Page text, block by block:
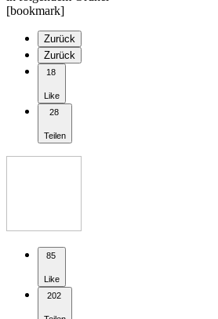
[bookmark]
Zurück
Zurück
18
Like
28
Teilen
85
Like
202